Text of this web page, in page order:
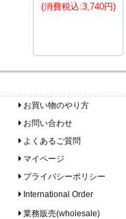
(消費税込:3,740円)
お買い物のやり方
お問い合わせ
よくあるご質問
マイページ
プライバシーポリシー
International Order
業務販売(wholesale)